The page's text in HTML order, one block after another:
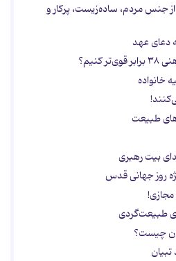
جنس مردم، ساده‌زیست، پرکار و
دعای عهد
طبیعت
بیت رهبری
روز جهانی قدس
چیست؟
تبیان